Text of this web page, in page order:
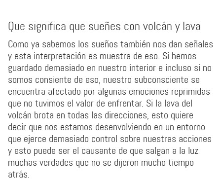
Que significa que sueñes con volcán y lava
Como ya sabemos los sueños también nos dan señales
y esta interpretación es muestra de eso. Si hemos
guardado demasiado en nuestro interior e incluso si no
somos consiente de eso, nuestro subconsciente se
encuentra afectado por algunas emociones reprimidas
que no tuvimos el valor de enfrentar. Si la lava del
volcán brota en todas las direcciones, esto quiere
decir que nos estamos desenvolviendo en un entorno
que ejerce demasiado control sobre nuestras acciones
y esto puede ser el causante de que salgan a la luz
muchas verdades que no se dijeron mucho tiempo
atrás.